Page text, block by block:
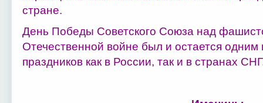
стране.
День Победы Советского Союза над
Отечественной войне был и остается
праздников как в России, так и в странах